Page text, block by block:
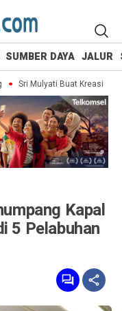
SUMBER DAYA JALUR
Sri Mulyati Buat Kreasi
Kapal
5 Pelabuhan